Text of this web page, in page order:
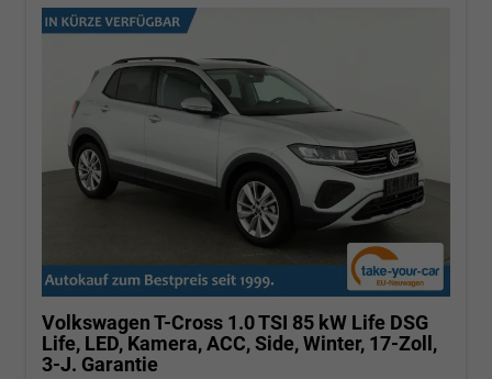
Volkswagen T-Cross 1.0 TSI 85 kW Life DSG
Life, LED, Kamera, ACC, Side, Winter, 17-Zoll,
3-J. Garantie